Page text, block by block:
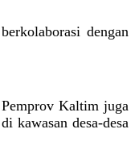
dengan
Kaltim juga
kawasan desa-desa